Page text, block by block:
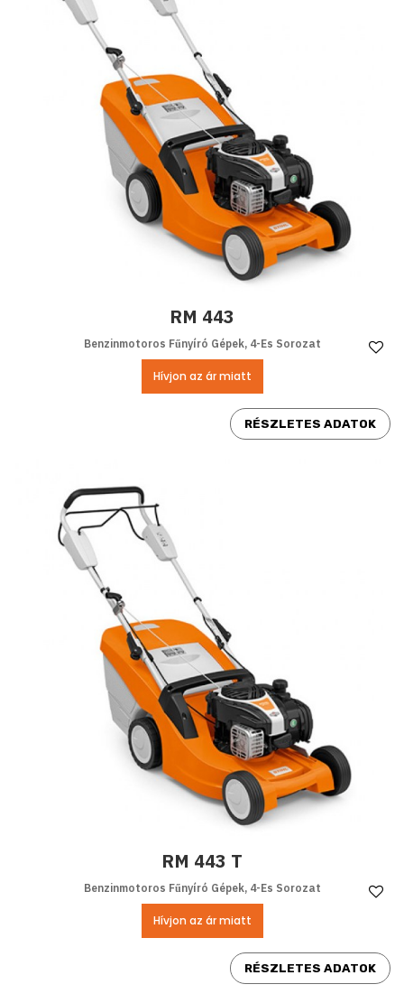
RM 443
Benzinmotoros Fűnyíró Gépek, 4-Es Sorozat
Hívjon az ár miatt
RÉSZLETES ADATOK
RM 443 T
Benzinmotoros Fűnyíró Gépek, 4-Es Sorozat
Hívjon az ár miatt
RÉSZLETES ADATOK